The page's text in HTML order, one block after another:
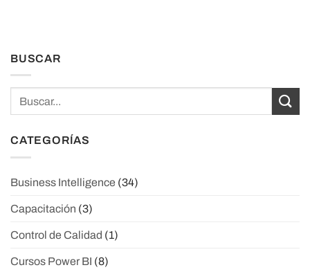
BUSCAR
CATEGORÍAS
Business Intelligence (34)
Capacitación (3)
Control de Calidad (1)
Cursos Power BI (8)